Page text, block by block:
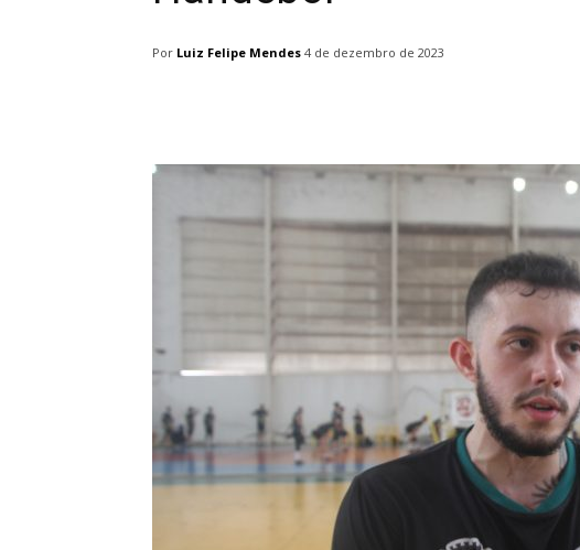
Por Luiz Felipe Mendes 4 de dezembro de 2023